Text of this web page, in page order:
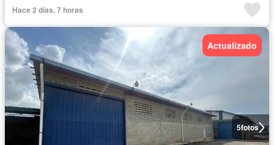
Hace 2 días, 7 horas
5fotos
Actualizado